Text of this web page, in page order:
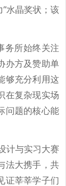
”水晶奖状；该
所始终关注
办方及赞助单
够充分利用这
在复杂现实场
问题的核心能
计与实习大赛
法大携手，共
证莘莘学子们